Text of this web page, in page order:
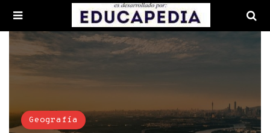
Geografía